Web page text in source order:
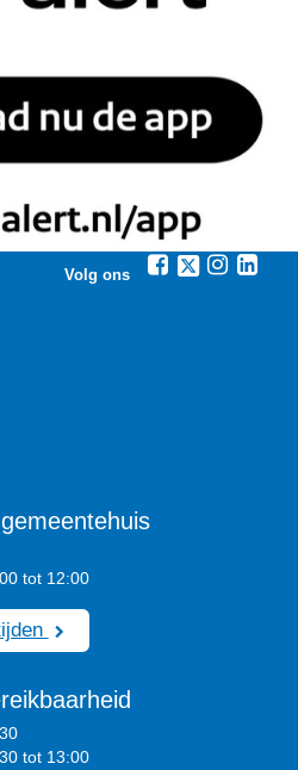
Volg ons
tot 12:00
tot 13:00